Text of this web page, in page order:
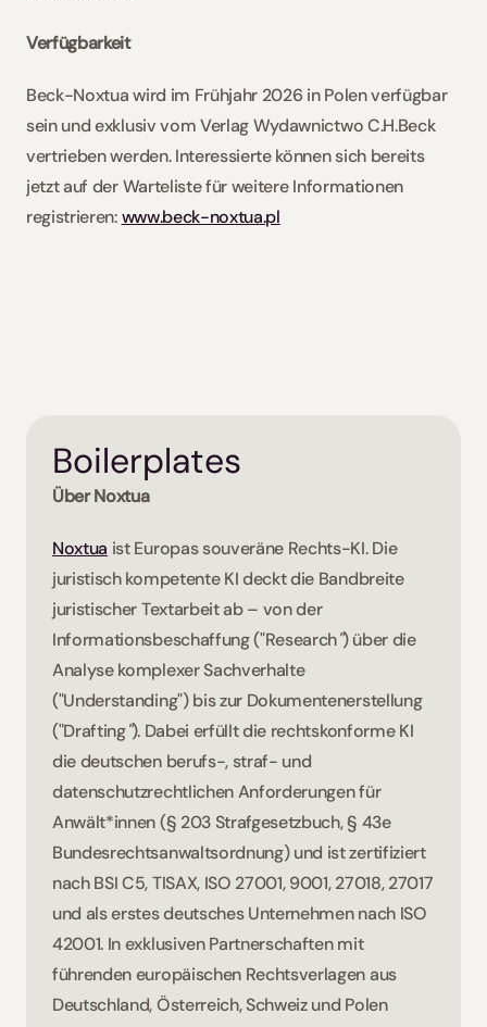
Verfügbarkeit
Beck-Noxtua wird im Frühjahr 2026 in Polen verfügbar
sein und exklusiv vom Verlag Wydawnictwo C.H.Beck
vertrieben werden. Interessierte können sich bereits
jetzt auf der Warteliste für weitere Informationen
registrieren: www.beck-noxtua.pl
Boilerplates
Über Noxtua
Noxtua ist Europas souveräne Rechts-KI. Die
juristisch kompetente KI deckt die Bandbreite
juristischer Textarbeit ab – von der
Informationsbeschaffung ("Research") über die
Analyse komplexer Sachverhalte
("Understanding") bis zur Dokumentenerstellung
("Drafting"). Dabei erfüllt die rechtskonforme KI
die deutschen berufs-, straf- und
datenschutzrechtlichen Anforderungen für
Anwält*innen (§ 203 Strafgesetzbuch, § 43e
Bundesrechtsanwaltsordnung) und ist zertifiziert
nach BSI C5, TISAX, ISO 27001, 9001, 27018, 27017
und als erstes deutsches Unternehmen nach ISO
42001. In exklusiven Partnerschaften mit
führenden europäischen Rechtsverlagen aus
Deutschland, Österreich, Schweiz und Polen